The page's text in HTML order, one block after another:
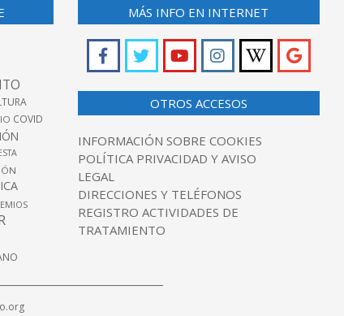
COVID
MÁS INFO EN INTERNET
OTROS ACCESOS
INFORMACIÓN SOBRE COOKIES
POLÍTICA PRIVACIDAD Y AVISO
LEGAL
DIRECCIONES Y TELÉFONOS
REGISTRO ACTIVIDADES DE
TRATAMIENTO